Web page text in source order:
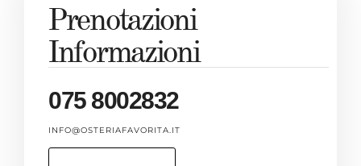
Prenotazioni
Informazioni
075 8002832
INFO@OSTERIAFAVORITA.IT